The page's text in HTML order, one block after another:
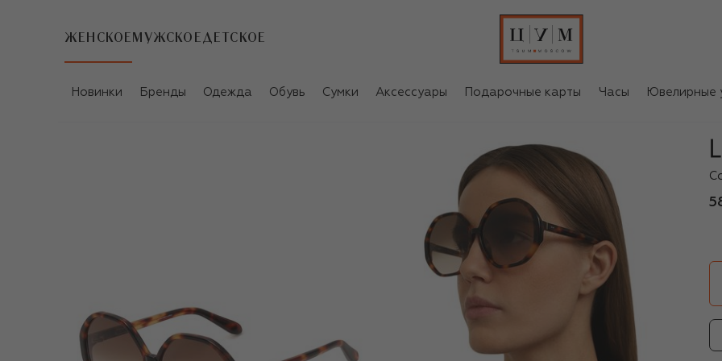
ЖЕНСКОЕ МУЖСКОЕ ДЕТСКОЕ
Новинки Бренды Одежда Обувь Сумки Аксессуары Подарочные карты Часы Ювелирные